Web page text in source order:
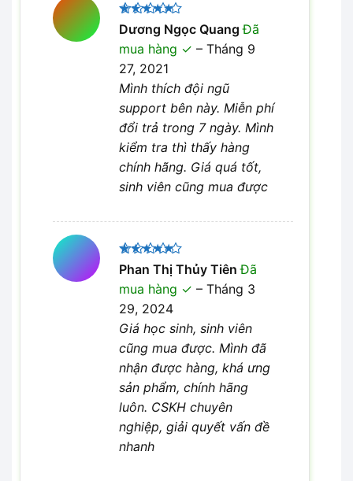
Được xếp
hạng
55
sao
Dương Ngọc QuangĐã
mua hàng
– Tháng 9
27, 2021
Mình thích đội ngũ
support bên này. Miễn phí
đổi trả trong 7 ngày. Mình
kiểm tra thì thấy hàng
chính hãng. Giá quá tốt,
sinh viên cũng mua được
Được xếp
hạng
5
sao
Phan Thị Thủy TiênĐã
mua hàng
– Tháng 3
29, 2024
Giá học sinh, sinh viên
cũng mua được. Mình đã
nhận được hàng, khá ưng
sản phẩm, chính hãng
luôn. CSKH chuyên
nghiệp, giải quyết vấn đề
nhanh